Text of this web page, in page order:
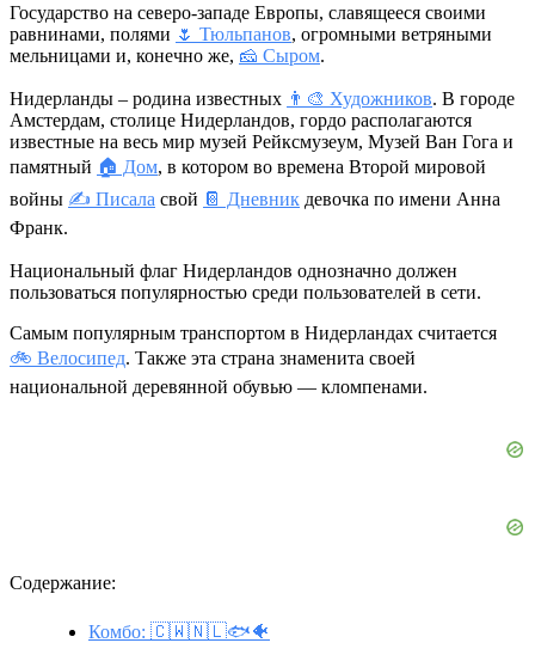
Государство на северо-западе Европы, славящееся своими
равнинами, полями 🌷 Тюльпанов, огромными ветряными
мельницами и, конечно же, 🧀 Сыром.
Нидерланды – родина известных 👨‍🎨 Художников. В городе
Амстердам, столице Нидерландов, гордо располагаются
известные на весь мир музей Рейксмузеум, Музей Ван Гога и
памятный 🏠 Дом, в котором во времена Второй мировой
войны ✍ Писала свой 📔 Дневник девочка по имени Анна
Франк.
Национальный флаг Нидерландов однозначно должен
пользоваться популярностью среди пользователей в сети.
Самым популярным транспортом в Нидерландах считается
🚲 Велосипед. Также эта страна знаменита своей
национальной деревянной обувью — кломпенами.
Содержание:
Комбо: 🇨🇼🇳🇱🐟🐠